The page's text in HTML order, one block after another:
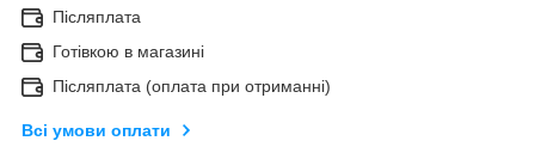
Післяплата
Готівкою в магазині
Післяплата (оплата при отриманні)
Всі умови оплати